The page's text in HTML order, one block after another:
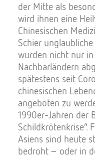
der Mitte als
wird ihnen eine
Chinesischen
Schier
wurden nicht nur
Nachbarländern
spätestens seit
chinesischen
angeboten zu
1990er-Jahren der
Schildkrötenkrise“.
Asiens sind heute
bedroht – oder in